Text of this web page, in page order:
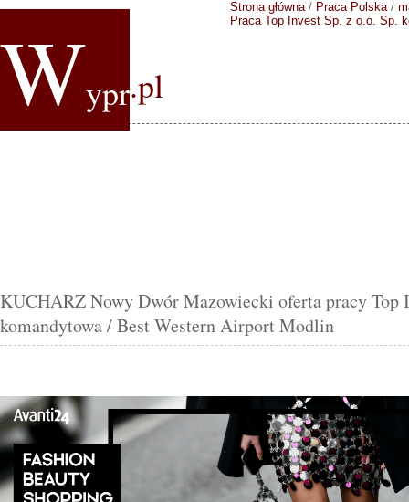
Wypr.pl
Strona główna/ Praca Polska/
Praca Top Invest Sp. z o.o. Sp.
KUCHARZ Nowy Dwór Mazowiecki oferta pracy Top
komandytowa / Best Western Airport Modlin